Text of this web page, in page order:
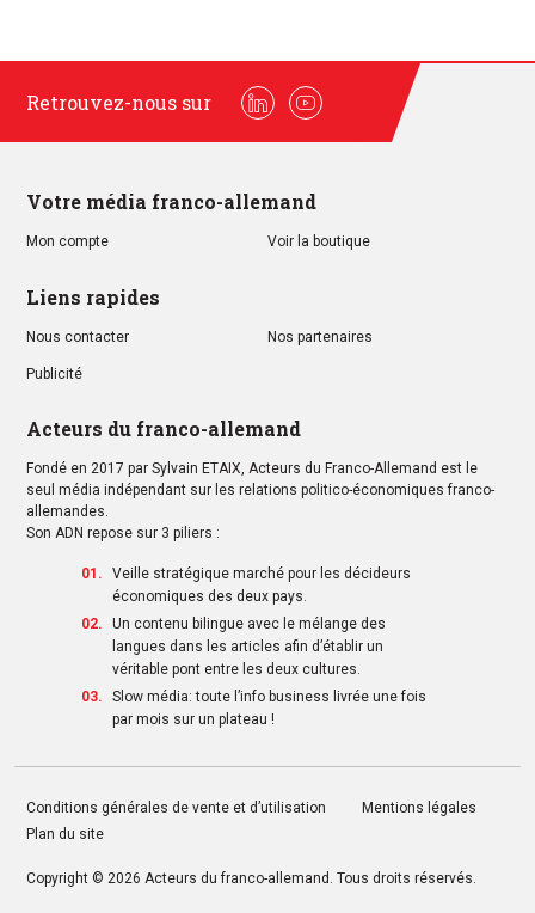
Retrouvez-nous sur
LinkedinYoutube
Votre média franco-allemand
Mon compte Voir la boutique
Liens rapides
Nous contacter Nos partenaires
Publicité
Acteurs du franco-allemand
Fondé en 2017 par Sylvain ETAIX, Acteurs du Franco-Allemand est le
seul média indépendant sur les relations politico-économiques franco-
allemandes.
Son ADN repose sur 3 piliers :
Veille stratégique marché pour les décideurs
économiques des deux pays.
Un contenu bilingue avec le mélange des
langues dans les articles afin d’établir un
véritable pont entre les deux cultures.
Slow média: toute l’info business livrée une fois
par mois sur un plateau !
Conditions générales de vente et d’utilisation
Mentions légales
Plan du site
Copyright © 2026 Acteurs du franco-allemand . Tous droits réservés.